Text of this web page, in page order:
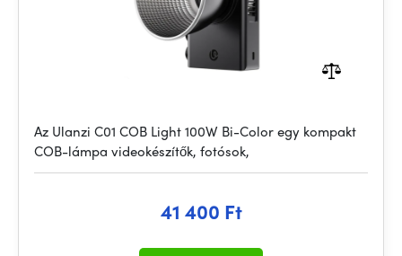
Az Ulanzi C01 COB Light 100W Bi-Color egy kompakt
COB-lámpa videokészítők, fotósok,
41 400 Ft